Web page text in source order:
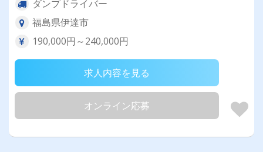
ダンプドライバー
福島県伊達市
190,000円～240,000円
求人内容を見る
オンライン応募